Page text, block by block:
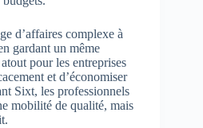
d’affaires complexe à
gardant un même
pour les entreprises
et d’économiser
Sixt, les professionnels
mobilité de qualité, mais